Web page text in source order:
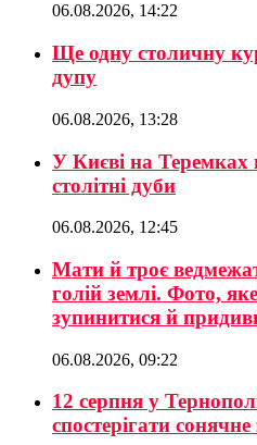
06.08.2026, 14:22
Ще одну столичну
дупу
06.08.2026, 13:28
У Києві на Теремках
столітні дуби
06.08.2026, 12:45
Мати й троє
голій землі. Фото,
зупинитися й
06.08.2026, 09:22
12 серпня у
спостерігати